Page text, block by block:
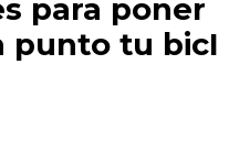
para poner
punto tu bicI